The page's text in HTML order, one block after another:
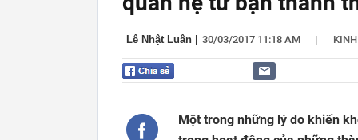
Lê Nhật Luân 30/03/2017 11:18 AM |
Một trong những lý do khiến